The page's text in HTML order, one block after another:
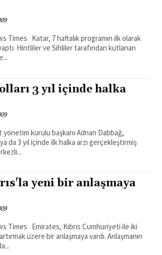
ilk olarak
kutlanan
3 yıl içinde halka
kurulu başkanı Adnan Dabbağ,
da 3 yıl içinde ilk halka arzı gerçekleştirmiş
merkezli...
yeni bir anlaşmaya
ile iki
üzere bir anlaşmaya vardı. Anlaşmanın